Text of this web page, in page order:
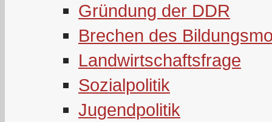
Gründung der DDR
Brechen des
Landwirtschaftsfrage
Sozialpolitik
Jugendpolitik